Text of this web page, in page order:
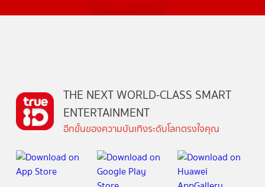
THE NEXT WORLD-CLASS SMART
ENTERTAINMENT
อีกขั้นของความบันเทิงระดับโลกตรงใจคุณ